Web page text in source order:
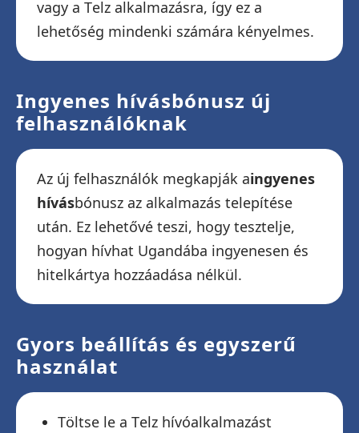
vagy a Telz alkalmazásra, így ez a
lehetőség mindenki számára kényelmes.
Ingyenes hívásbónusz új
felhasználóknak
Az új felhasználók megkapják aingyenes
hívásbónusz az alkalmazás telepítése
után. Ez lehetővé teszi, hogy tesztelje,
hogyan hívhat Ugandába ingyenesen és
hitelkártya hozzáadása nélkül.
Gyors beállítás és egyszerű
használat
Töltse le a Telz hívóalkalmazást